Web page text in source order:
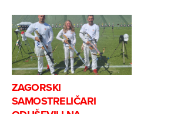
ZAGORSKI
SAMOSTRELIČARI